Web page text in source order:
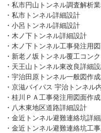
・私市円山トンネル調査解析
・私市トンネル詳細設計
・小呂トンネル詳細設計
・木ノ下トンネル詳細設計
・木ノ下トンネル工事発注用
・新老ノ坂トンネル覆工コン
・天王山トンネル東改良詳細
・宇治田原トンネル一般図作
・京滋バイパス 宇治トンネル
・桂川ＰＡ工事発注用図面作成
・八木東地区道路詳細設計
・金近トンネル避難連絡坑詳
・金近トンネル避難連絡坑工